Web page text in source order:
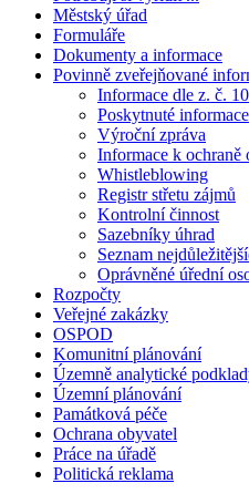
Městský úřad
Formuláře
Dokumenty a informace
Povinně zveřejňované
Informace dle z. č.
Poskytnuté informace
Výroční zpráva
Informace k
Whistleblowing
Registr střetu zájmů
Kontrolní činnost
Sazebníky úhrad
Seznam
Oprávněné úřední
Rozpočty
Veřejné zakázky
OSPOD
Komunitní plánování
Územně analytické
Územní plánování
Památková péče
Ochrana obyvatel
Práce na úřadě
Politická reklama